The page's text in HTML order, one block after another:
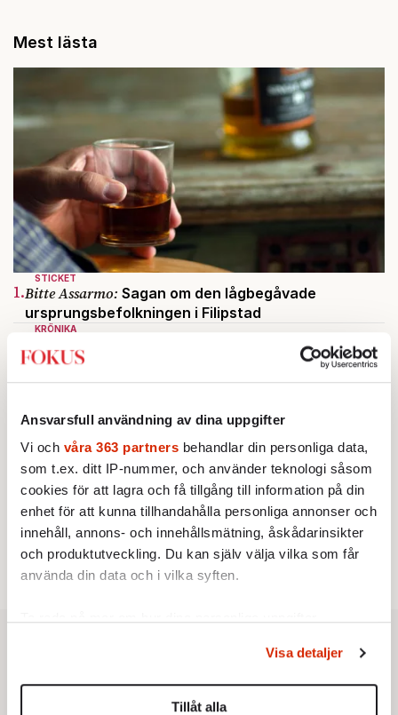
Ansvarsfull användning av dina uppgifter
Vi och våra 363 partners behandlar din personliga data,
som t.ex. ditt IP-nummer, och använder teknologi såsom
cookies för att lagra och få tillgång till information på din
enhet för att kunna tillhandahålla personliga annonser och
innehåll, annons- och innehållsmätning, åskådarinsikter
och produktutveckling. Du kan själv välja vilka som får
använda din data och i vilka syften.
Du kan ändra eller dra tillbaka ditt samtycke när som
helst från cookie-förklaringen.
Visa detaljer
Tillåt alla
Mest lästa
STICKET
1.Bitte Assarmo: Sagan om den lågbegåvade
ursprungsbefolkningen i Filipstad
KRÖNIKA
Ja, AC är ett hot mot den
franska civilisationen
vänstern för Agnes Wold
4.Nina Lekander:På ”Kommunisthögskolan” drömde
alla om att vara arbetarklass
5.Dan Korn: Quisling, quislingar och sten i glashus
STICKET
6.Johan Romin:Andersson, hur ska du få ihop det
här?